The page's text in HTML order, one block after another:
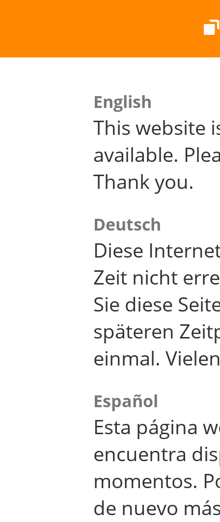
English
This website
available.
Thank you.
Deutsch
Diese
Zeit nicht
Sie diese
späteren
einmal.
Español
Esta página
encuentra
momentos.
de nuevo